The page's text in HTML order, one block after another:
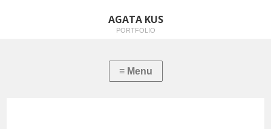
AGATA KUS
PORTFOLIO